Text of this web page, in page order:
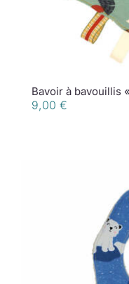
Bavoir à bavouillis
9,00 €